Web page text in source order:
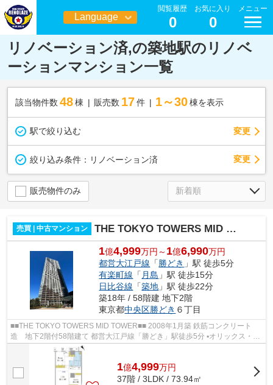
Language
日本語
閲覧履歴
0
お気に入り
0
メニュー
リノベーション済,の築地駅のリノベ
ーションマンション一覧
該当物件数 48棟 販売数 17 件 1～30 棟を表示
駅で絞り込む 変更
絞り込み条件： リノベーション済 変更
販売物件のみ
売買 | 中古マンション THE TOKYO TOWERS MID TOWER
1億4,999万円～ 1億6,990万円
都営大江戸線 「 勝どき 」駅 徒歩5分
有楽町線 「 月島 」駅 徒歩15分
日比谷線 「築地 」駅 徒歩22分
築18年 / 58階建 地下2階
東京都中央区勝どき ６丁目
■■THE TOKYO TOWERS MID TOWER■■ 2008年1月築 鉄筋コンクリート
造 地下2階付58階建て 都営大江戸線「勝どき」駅徒歩5分 ▪オリックス・住
商・東急不動産旧分譲×前田建設・大成建...
1億4,999万円
37階 / 3LDK / 73.94㎡